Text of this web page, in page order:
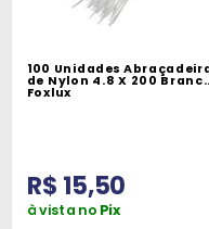
100 Unidades
de Nylon 4.8 X 200
Foxlux
R$ 15,50
à vista no Pix